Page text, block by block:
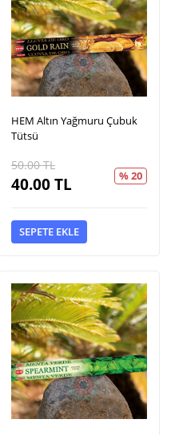
HEM Altın Yağmuru Çubuk
Tütsü
50.00TL
40.00TL % 20
SEPETE EKLE